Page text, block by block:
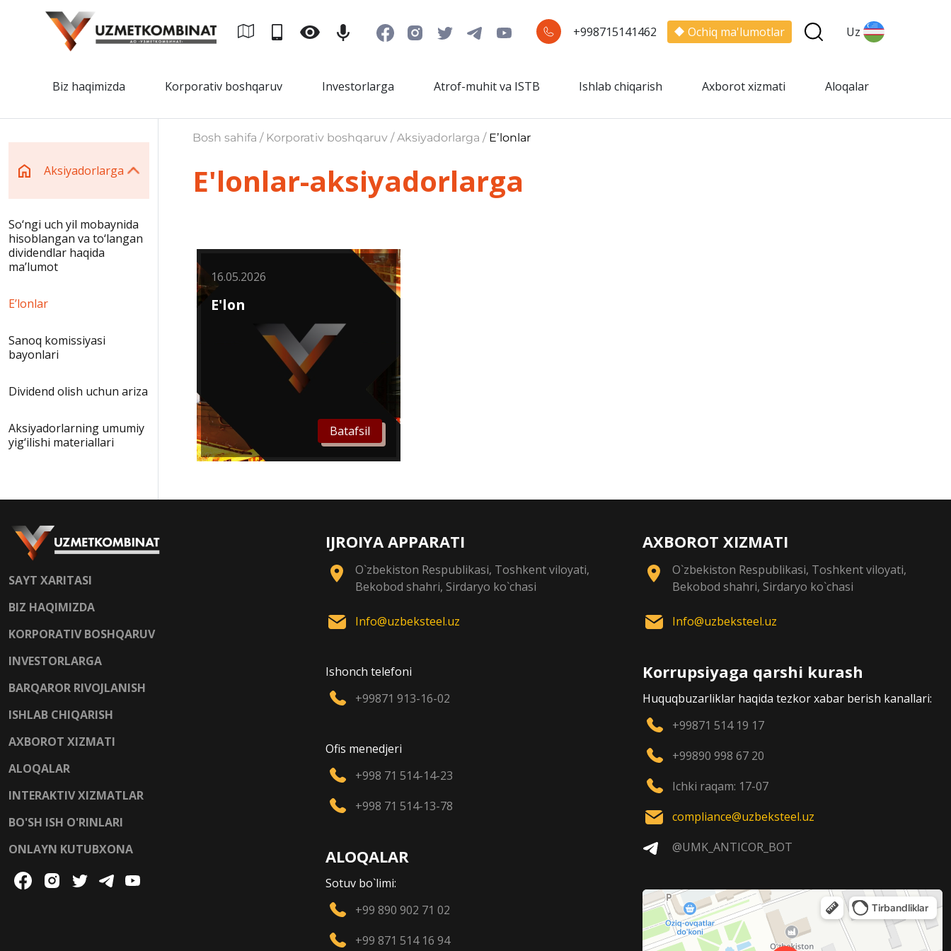
+998715141462 Ochiq ma'lumotlar Uz
Biz haqimizda Korporativ boshqaruv Investorlarga Atrof-muhit va ISTB Ishlab chiqarish Axborot xizmati Aloqalar
Aksiyadorlarga
So‘ngi uch yil mobaynida
hisoblangan va to‘langan
dividendlar haqida
maʼlumot
Eʼlonlar
Sanoq komissiyasi
bayonlari
Dividend olish uchun ariza
Аksiyadorlarning umumiy
yig‘ilishi materiallari
Bosh sahifa / Korporativ boshqaruv / Aksiyadorlarga / Eʼlonlar
E'lonlar-aksiyadorlarga
Batafsil
16.05.2026
E'lon
SAYT XARITASI
BIZ HAQIMIZDA
KORPORATIV BOSHQARUV
INVESTORLARGA
BARQAROR RIVOJLANISH
ISHLAB CHIQARISH
AXBOROT XIZMATI
ALOQALAR
INTERAKTIV XIZMATLAR
BO'SH ISH O'RINLARI
ONLAYN KUTUBXONA
IJROIYA APPARATI
O`zbekiston Respublikasi, Toshkent viloyati,
Bekobod shahri, Sirdaryo ko`chasi
Info@uzbeksteel.uz
Ishonch telefoni
+99871 913-16-02
Ofis menedjeri
+998 71 514-14-23
+998 71 514-13-78
ALOQALAR
Sotuv bo`limi:
+99 890 902 71 02
+99 871 514 16 94
AXBOROT XIZMATI
O`zbekiston Respublikasi, Toshkent viloyati,
Bekobod shahri, Sirdaryo ko`chasi
Info@uzbeksteel.uz
Korrupsiyaga qarshi kurash
Huquqbuzarliklar haqida tezkor xabar berish kanallari:
+99871 514 19 17
+99890 998 67 20
Ichki raqam: 17-07
compliance@uzbeksteel.uz
@UMK_ANTICOR_BOT